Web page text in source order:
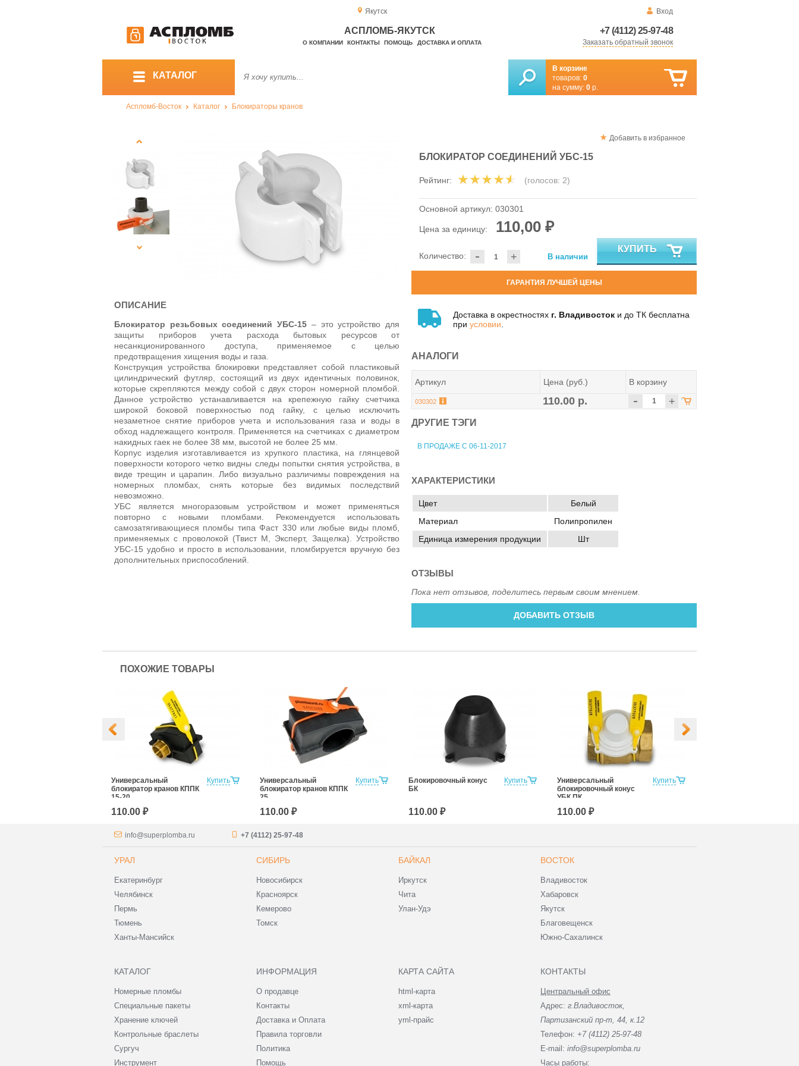
Якутск Вход
+7 (4112) 25-97-48
Заказать обратный звонок
АСПЛОМБ-ЯКУТСК
О КОМПАНИИ КОНТАКТЫ ПОМОЩЬ ДОСТАВКА И ОПЛАТА
КАТАЛОГ
В корзине
товаров: 0
на сумму: 0 р.
Аспломб-Восток Каталог Блокираторы кранов
Добавить в избранное
БЛОКИРАТОР СОЕДИНЕНИЙ УБС-15
Рейтинг: (голосов: 2)
Основной артикул: 030301
Цена за единицу: 110,00 ₽
- +
Количество: В наличии
КУПИТЬ
ГАРАНТИЯ ЛУЧШЕЙ ЦЕНЫ
Доставка в окрестностях г. Владивосток и до ТК бесплатна
при условии
АНАЛОГИ
Артикул Цена (руб.) В корзину
030302 110.00 р. - +
ДРУГИЕ ТЭГИ
В ПРОДАЖЕ С 06-11-2017
ОПИСАНИЕ
Блокиратор резьбовых соединений УБС-15 – это устройство для
защиты приборов учета расхода бытовых ресурсов от
несанкционированного доступа, применяемое с целью
предотвращения хищения воды и газа.
Конструкция устройства блокировки представляет собой пластиковый
цилиндрический футляр, состоящий из двух идентичных половинок,
которые скрепляются между собой с двух сторон номерной пломбой.
Данное устройство устанавливается на крепежную гайку счетчика
широкой боковой поверхностью под гайку, с целью исключить
незаметное снятие приборов учета и использования газа и воды в
обход надлежащего контроля. Применяется на счетчиках с диаметром
накидных гаек не более 38 мм, высотой не более 25 мм.
Корпус изделия изготавливается из хрупкого пластика, на глянцевой
поверхности которого четко видны следы попытки снятия устройства, в
виде трещин и царапин. Либо визуально различимы повреждения на
номерных пломбах, снять которые без видимых последствий
невозможно.
УБС является многоразовым устройством и может применяться
повторно с новыми пломбами. Рекомендуется использовать
самозатягивающиеся пломбы типа Фаст 330 или любые виды пломб,
применяемых с проволокой (Твист М, Эксперт, Защелка). Устройство
УБС-15 удобно и просто в использовании, пломбируется вручную без
дополнительных приспособлений.
ХАРАКТЕРИСТИКИ
Цвет
Белый
Материал
Полипропилен
Единица измерения продукции
Шт
ОТЗЫВЫ
Пока нет отзывов, поделитесь первым своим мнением.
ДОБАВИТЬ ОТЗЫВ
ПОХОЖИЕ ТОВАРЫ
Купить
Универсальный
блокиратор кранов КППК
15-20
110.00 ₽
Купить
Универсальный
блокиратор кранов КППК
25
110.00 ₽
Купить
Блокировочный конус
БК
110.00 ₽
Купить
Универсальный
блокировочный конус
УБК ПК
110.00 ₽
info@superplomba.ru +7 (4112) 25-97-48
УРАЛ
Екатеринбург
Челябинск
Пермь
Тюмень
Ханты-Мансийск
СИБИРЬ
Новосибирск
Красноярск
Кемерово
Томск
БАЙКАЛ
Иркутск
Чита
Улан-Удэ
ВОСТОК
Владивосток
Хабаровск
Якутск
Благовещенск
Южно-Сахалинск
КАТАЛОГ
Номерные пломбы
Специальные пакеты
Хранение ключей
Контрольные браслеты
Сургуч
Инструмент
ИНФОРМАЦИЯ
О продавце
Контакты
Доставка и Оплата
Правила торговли
Политика
Помощь
КАРТА САЙТА
html-карта
xml-карта
yml-прайс
КОНТАКТЫ
Центральный офис
Адрес: г.Владивосток,
Партизанский пр-т, 44, к.12
Телефон: +7 (4112) 25-97-48
E-mail: info@superplomba.ru
Часы работы: